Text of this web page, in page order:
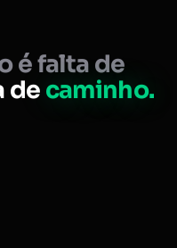
é falta de
de caminho.